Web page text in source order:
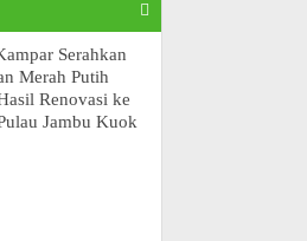
Serahkan
Merah Putih
Renovasi ke
Jambu Kuok